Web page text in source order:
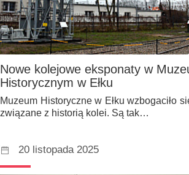
Nowe kolejowe eksponaty w
Historycznym w Ełku
Muzeum Historyczne w Ełku wzbogaciło
związane z historią kolei. Są tak…
20 listopada 2025